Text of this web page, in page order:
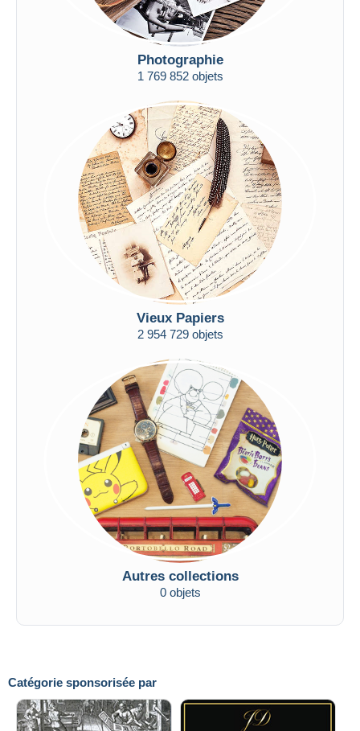
Catégorie sponsorisée par
Photographie
1 769 852 objets
Vieux Papiers
2 954 729 objets
Autres collections
0 objets